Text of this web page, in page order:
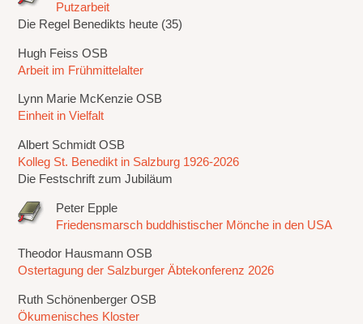
Putzarbeit
Die Regel Benedikts heute (35)
Hugh Feiss OSB
Arbeit im Frühmittelalter
Lynn Marie McKenzie OSB
Einheit in Vielfalt
Albert Schmidt OSB
Kolleg St. Benedikt in Salzburg 1926-2026
Die Festschrift zum Jubiläum
Peter Epple
Friedensmarsch buddhistischer Mönche in den USA
Theodor Hausmann OSB
Ostertagung der Salzburger Äbtekonferenz 2026
Ruth Schönenberger OSB
Ökumenisches Kloster